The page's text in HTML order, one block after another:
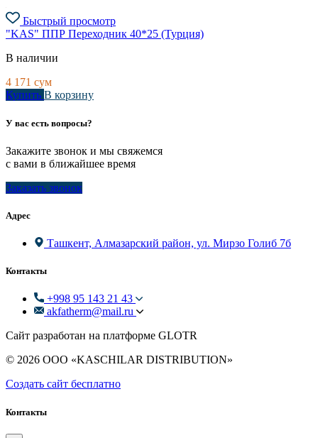
Быстрый просмотр
"KAS" ППР Переходник 40*25 (Турция)
В наличии
4 171 сум
Купить В корзину
У вас есть вопросы?
Закажите звонок и мы свяжемся
с вами в ближайшее время
Заказать звонок
Адрес
Ташкент, Алмазарский район, ул. Мирзо Голиб 7б
Контакты
+998 95 143 21 43
akfatherm@mail.ru
Сайт разработан на платформе GLOTR
© 2026 ООО «KASCHILAR DISTRIBUTION»
Создать cайт бесплатно
Контакты